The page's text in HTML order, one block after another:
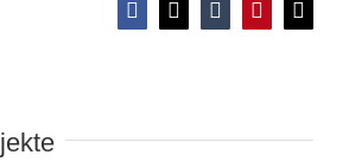
Facebook
X TumblrPinterest
E-
Rassismus für